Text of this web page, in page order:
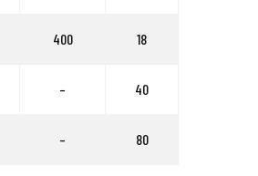
400 18
– 40
– 80